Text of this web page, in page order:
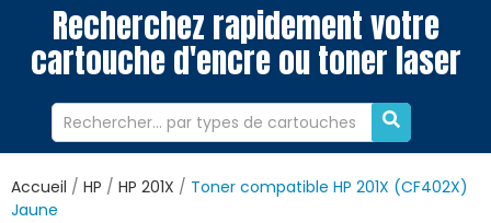
Recherchez rapidement votre
cartouche d'encre ou toner laser
Accueil HP HP 201X
Toner compatible HP 201X (CF402X)
Jaune